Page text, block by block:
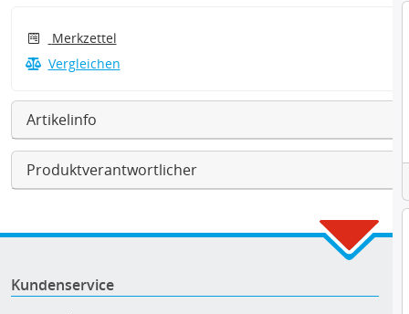
Merkzettel
Vergleichen
Artikelinfo
Produktverantwortlicher
Kundenservice